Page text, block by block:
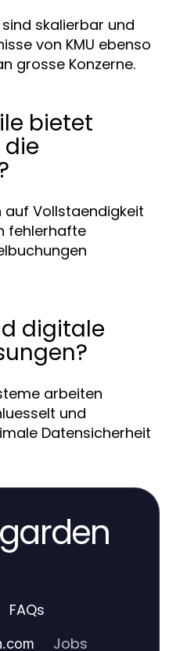
skalierbar und
von KMU ebenso
grosse Konzerne.
bietet
die
auf Vollstaendigkeit
fehlerhafte
digitale
arbeiten
und
Datensicherheit
FAQs
Jobs